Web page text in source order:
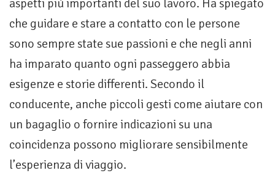
aspetti più importanti del suo lavoro. Ha spiegato
che guidare e stare a contatto con le persone
sono sempre state sue passioni e che negli anni
ha imparato quanto ogni passeggero abbia
esigenze e storie differenti. Secondo il
conducente, anche piccoli gesti come aiutare con
un bagaglio o fornire indicazioni su una
coincidenza possono migliorare sensibilmente
l’esperienza di viaggio.